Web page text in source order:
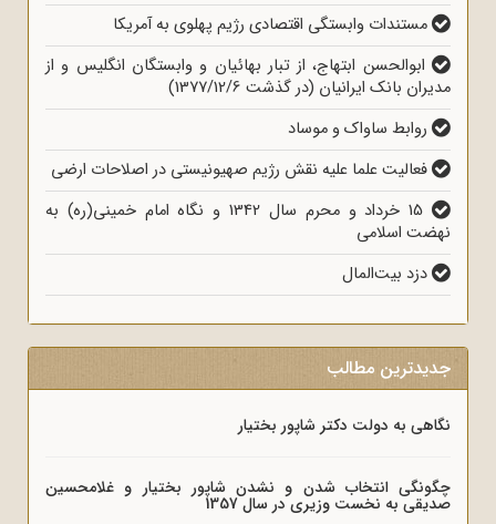
مستندات وابستگی اقتصادی رژیم پهلوی به آمریکا
ابوالحسن ابتهاج، از تبار بهائیان و وابستگان انگلیس و از
مدیران بانک ایرانیان (در گذشت 1377/12/6)
روابط ساواک و موساد
فعالیت علما علیه نقش رژیم صهیونیستی در اصلاحات ارضی
15 خرداد و محرم سال 1342 و نگاه امام خمینی(ره) به
نهضت اسلامی
دزد بیت‌المال
جدیدترین مطالب
نگاهی به دولت دکتر شاپور بختیار
چگونگی انتخاب شدن و نشدن شاپور بختیار و غلامحسین
صدیقی به نخست وزیری در سال 1357